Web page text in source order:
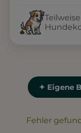
✦ Eigene
Fehler